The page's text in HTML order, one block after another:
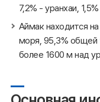
7,2% - уранхаи,
Аймак находится
моря, 95,3% общей
более 1600 м над